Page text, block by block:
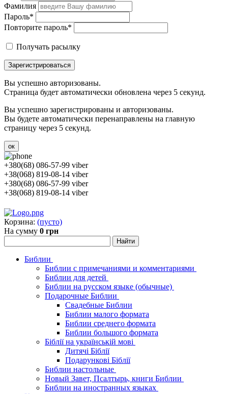
Фамилия
Пароль*
Повторите пароль*
Получать расылку
Зарегистрироваться
Вы успешно авторизованы.
Страница будет автоматически обновлена через 5 секунд.
Вы успешно зарегистрированы и авторизованы.
Вы будете автоматически перенаправлены на главную
страницу через 5 секунд.
ок
+380(68) 086-57-99 viber
+38(068) 819-08-14 viber
+380(68) 086-57-99 viber
+38(068) 819-08-14 viber
Корзина: (пусто)
На сумму 0 грн
Библии
Библии с примечаниями и комментариями
Библии для детей
Библии на русском языке (обычные)
Подарочные Библии
Свадебные Библии
Библии малого формата
Библии среднего формата
Библии большого формата
Біблії на українській мові
Дитячі Біблії
Подарункові Біблії
Библии настольные
Новый Завет, Псалтырь, книги Библии
Библии на иностранных языках